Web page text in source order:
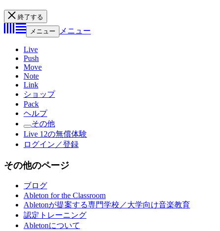
終了する
メニュー
メニュー
Live
Push
Move
Note
Link
ショップ
Pack
ヘルプ
その他
Live 12の無償体験
ログイン／登録
その他のページ
ブログ
Ableton for the Classroom
Abletonが提案する専門学校／大学向け音楽教育
認定トレーニング
Abletonについて